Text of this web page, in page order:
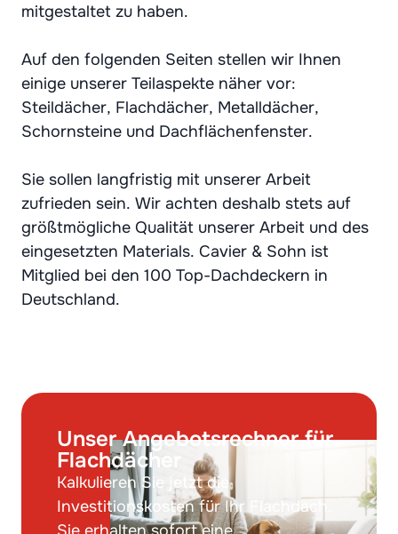
mitgestaltet zu haben.
Auf den folgenden Seiten stellen wir Ihnen
Steildächer, Flachdächer, Metalldächer
Schornsteine und Dachflächenfenster.
Sie sollen langfristig mit unserer Arbeit
zufrieden sein. Wir achten deshalb stets auf
größtmögliche Qualität unserer Arbeit und des
eingesetzten Materials. Cavier & Sohn ist
Mitglied bei den 100 Top-Dachdeckern in
Deutschland.
Unser Angebotsrechner für
Flachdächer
Kalkulieren Sie jetzt die
Investitionskosten für Ihr Flachdach.
Sie erhalten sofort eine